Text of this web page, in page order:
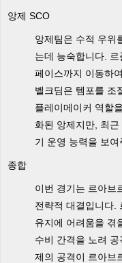
앙제 SCO
앙제팀은 수적 우위
는데 능숙합니다.
페이스까지 이동하
벨크딤은 템포를 조
플레이메이커 역할
화된 앙제지만, 최
기 운영 능력을 보여
종합
이번 경기는 르아브
전략적 대결입니다.
유지에 어려움을 겪
수비 간격을 노려
제의 공격이 르아브